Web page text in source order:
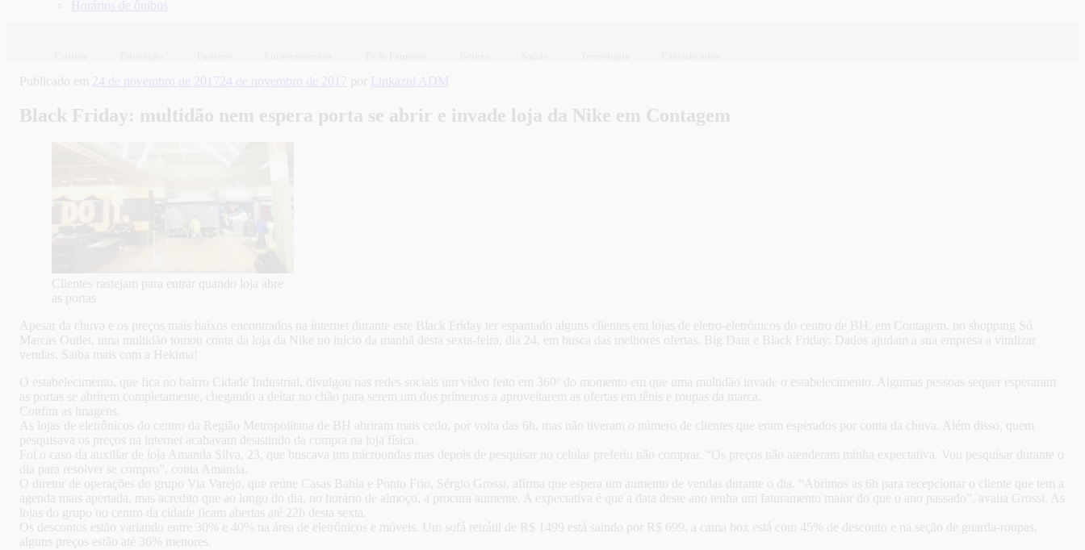
Horários de ônibus
Publicado em 24 de novembro de 2017 24 de novembro de 2017 por Linkazul ADM
Black Friday: multidão nem espera porta se abrir e invade loja da Nike em Contagem
Clientes rastejam para entrar quando loja abre
as portas
Apesar da chuva e os preços mais baixos encontrados na internet durante este Black Friday ter espantado alguns clientes em lojas de eletro-eletrônicos do centro de BH, em Contagem, no shopping Só
Marcas Outlet, uma multidão tomou conta da loja da Nike no início da manhã desta sexta-feira, dia 24, em busca das melhores ofertas. Big Data e Black Friday: Dados ajudam a sua empresa a viralizar
vendas. Saiba mais com a Hekima!
O estabelecimento, que fica no bairro Cidade Industrial, divulgou nas redes sociais um vídeo feito em 360º do momento em que uma multidão invade o estabelecimento. Algumas pessoas sequer esperaram
as portas se abrirem completamente, chegando a deitar no chão para serem um dos primeiros a aproveitarem as ofertas em tênis e roupas da marca.
Confira as imagens.
As lojas de eletrônicos do centro da Região Metropolitana de BH abriram mais cedo, por volta das 6h, mas não tiveram o número de clientes que eram esperados por conta da chuva. Além disso, quem
pesquisava os preços na internet acabavam desistindo da compra na loja física.
Foi o caso da auxiliar de loja Amanda Silva, 23, que buscava um microondas mas depois de pesquisar no celular preferiu não comprar. “Os preços não atenderam minha expectativa. Vou pesquisar durante o
dia para resolver se compro”, conta Amanda.
O diretor de operações do grupo Via Varejo, que reúne Casas Bahia e Ponto Frio, Sérgio Grossi, afirma que espera um aumento de vendas durante o dia. “Abrimos as 6h para recepcionar o cliente que tem a
agenda mais apertada, mas acredito que ao longo do dia, no horário de almoço, a procura aumente. A expectativa é que a data deste ano tenha um faturamento maior do que o ano passado”, avalia Grossi. As
lojas do grupo no centro da cidade ficam abertas até 22h desta sexta.
Os descontos estão variando entre 30% e 40% na área de eletrônicos e móveis. Um sofá retrátil de R$ 1499 está saindo por R$ 699, a cama box está com 45% de desconto e na seção de guarda-roupas,
alguns preços estão até 36% menores.